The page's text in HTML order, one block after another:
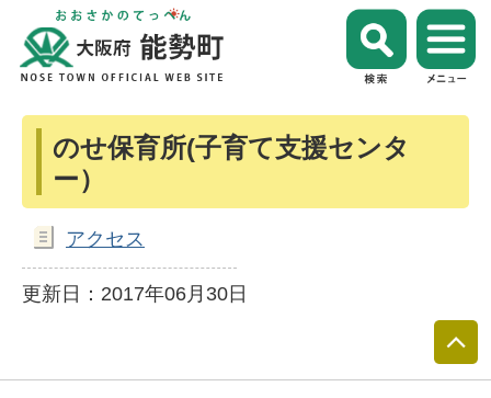
のせ保育所(子育て支援センタ
ー）
アクセス
更新日：2017年06月30日